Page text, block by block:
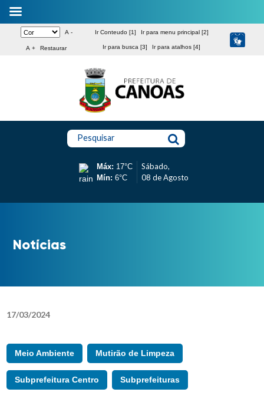
A -
A + Restaurar
Ir Conteudo [1] Ir para menu principal [2]
Ir para busca [3] Ir para atalhos [4]
Pesquisar
Máx: 17°C
Mín: 6°C
Sábado,
08 de Agosto
Notícias
17/03/2024
Meio Ambiente Mutirão de Limpeza
Subprefeitura Centro Subprefeituras